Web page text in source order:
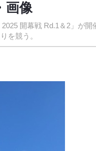
画像
開幕戦 Rd.1＆2」が開
を競う。